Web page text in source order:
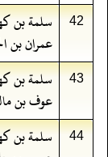
42 سلمة بن
عمران بن
43 سلمة بن
عوف بن
44 سلمة بن